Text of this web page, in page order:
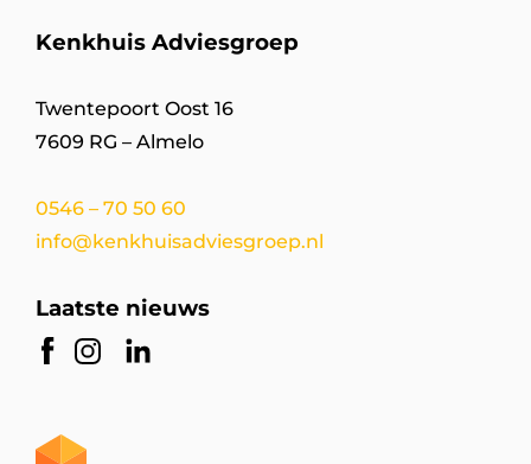
Kenkhuis Adviesgroep
Twentepoort Oost 16
7609 RG – Almelo
0546 – 70 50 60
info@kenkhuisadviesgroep.nl
Laatste nieuws